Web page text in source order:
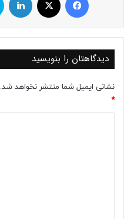
دیدگاهتان را بنویسید
نشانی ایمیل شما منتشر نخواهد شد.
*